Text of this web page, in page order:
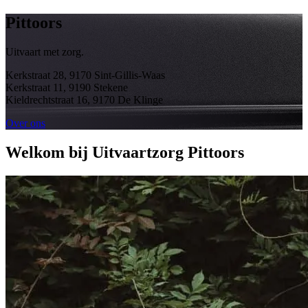
Pittoors
Uitvaart met zorg.
Kerkstraat 28, 9170 Sint-Gillis-Waas
Kerkstraat 11, 9190 Stekene
Kieldrechtstraat 16, 9170 De Klinge
Over ons
Welkom bij Uitvaartzorg Pittoors